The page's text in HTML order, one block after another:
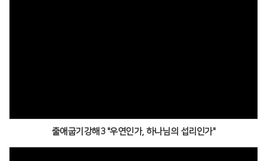
출애굽기강해3 "우연인가, 하나님의 섭리인가"